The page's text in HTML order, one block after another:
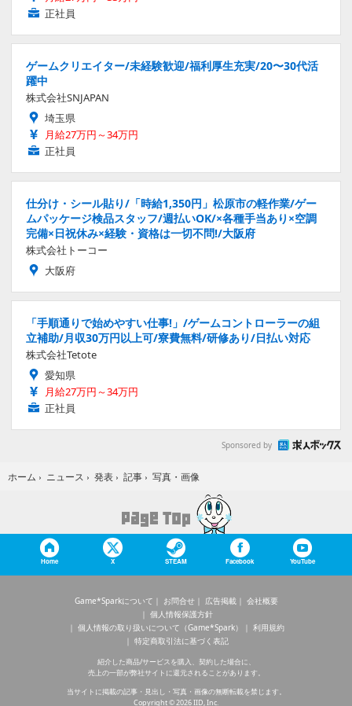
正社員
ゲームクリエイター/未経験歓迎/福利厚生充実/20〜30代活
躍中
株式会社SNJAPAN
埼玉県
月給27万円～34万円
正社員
仕分け・シール貼り/「時給1,350円」松原市の軽作業/ゲー
ムパッケージ検品スタッフ/週払いOK/×各種手当あり×空調
完備×日祝休み×経験・資格は一切不問!/大阪府
株式会社トーコー
大阪府
「手順通りで始めやすい仕事!」/ゲームコントローラーの組
立補助/月収30万円以上可/寮費無料/研修あり/日払い対応
株式会社Tetote
愛知県
月給27万円～34万円
正社員
Sponsored by
ホーム › ニュース › 発表 › 記事 › 写真・画像
Home X STEAM Facebook YouTube
Game*Sparkについて お問合せ 広告掲載
会社概要
個人情報保護方針
個人情報の取り扱いについて（Game*Spark）
利用規約
特定商取引法に基づく表記
紹介した商品/サービスを購入、契約した場合に、
売上の一部が弊社サイトに還元されることがあります。
当サイトに掲載の記事・見出し・写真・画像の無断転載を禁じます。
Copyright © 2026 IID, Inc.